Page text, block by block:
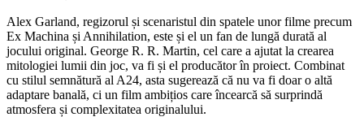
Alex Garland, regizorul și scenaristul din spatele unor filme precum
Ex Machina și Annihilation, este și el un fan de lungă durată al
jocului original. George R. R. Martin, cel care a ajutat la crearea
mitologiei lumii din joc, va fi și el producător în proiect. Combinat
cu stilul semnătură al A24, asta sugerează că nu va fi doar o altă
adaptare banală, ci un film ambițios care încearcă să surprindă
atmosfera și complexitatea originalului.